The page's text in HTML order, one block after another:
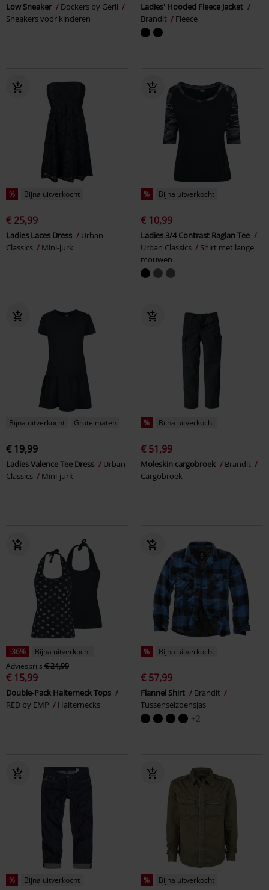
Low Sneaker
Dockers by Gerli
Sneakers voor kinderen
Ladies' Hooded Fleece Jacket
Brandit
Fleece
% Bijna uitverkocht
€ 25,99
Ladies Laces Dress
Urban
Classics
Mini-jurk
% Bijna uitverkocht
€ 10,99
Ladies 3/4 Contrast Raglan Tee
Urban Classics
Shirt met lange
mouwen
Bijna uitverkocht Grote maten
€ 19,99
Ladies Valence Tee Dress
Urban
Classics
Mini-jurk
% Bijna uitverkocht
€ 51,99
Moleskin cargobroek
Brandit
Cargobroek
-36%
Bijna uitverkocht
Adviesprijs € 24,99
€ 15,99
Double-Pack Halterneck Tops
RED by EMP
Halternecks
% Bijna uitverkocht
€ 57,99
Flannel Shirt
Brandit
Tussenseizoensjas
+2
% Bijna uitverkocht % Bijna uitverkocht